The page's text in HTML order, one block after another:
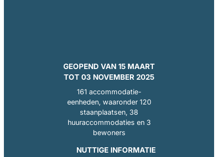
GEOPEND VAN 15 MAART
TOT 03 NOVEMBER 2025
161 accommodatie-
eenheden, waaronder 120
staanplaatsen, 38
huuraccommodaties en 3
bewoners
NUTTIGE INFORMATIE